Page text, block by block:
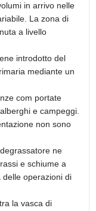
in arrivo nelle
La zona di
a livello
introdotto del
mediante un
com portate
e campeggi.
non sono
ne
e schiume a
operazioni di
la vasca di